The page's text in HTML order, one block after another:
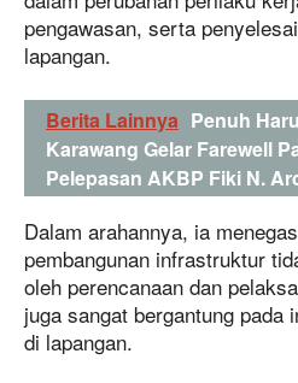
pengawasan, serta
lapangan.
Berita Lainnya Penuh
Karawang Gelar Farewell
Pelepasan AKBP Fiki N.
Dalam arahannya, ia
pembangunan infrastruktur
oleh perencanaan dan
juga sangat bergantung pada
di lapangan.